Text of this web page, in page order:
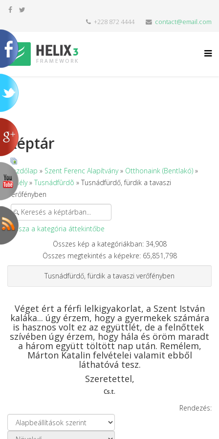
+228 872 4444 contact@email.com
Képtár
Kezdőlap » Szent Ferenc Alapítvány» Otthonaink (Bentlakó) »
Erdély» Tusnádfûrdõ » Tusnádfürdő, fürdik a tavaszi
verőfényben
Vissza a kategória áttekintőbe
Összes kép a kategóriákban: 34,908
Összes megtekintés a képekre: 65,851,798
Tusnádfürdő, fürdik a tavaszi verőfényben
Véget ért a férfi lelkigyakorlat, a Szent István
kaláka... úgy érzem, hogy a gyermekek számára
is hasznos volt ez az együttlét, de a felnőttek
szívében úgy érzem, hogy hála és öröm maradt
a három együtt töltött nap után. Remélem,
Márton Katalin felvételei valamit ebből
láthatóvá tesz.
Szeretettel,
Cs.t.
Rendezés: